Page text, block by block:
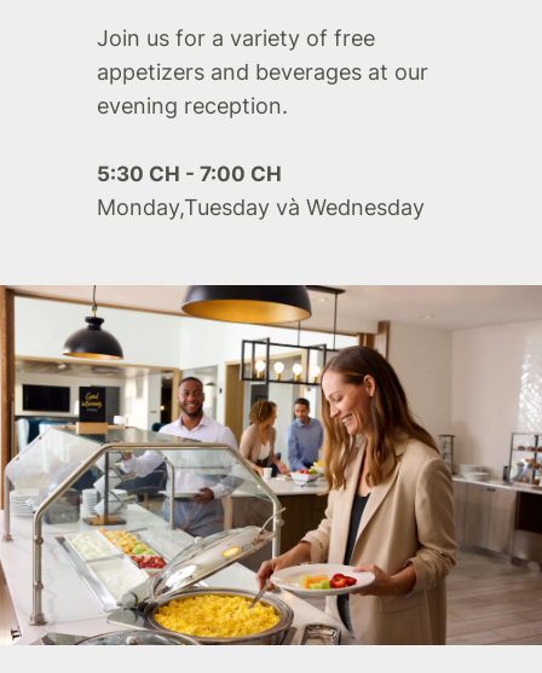
Join us for a variety of free
appetizers and beverages at our
evening reception.
5:30 CH - 7:00 CH
Monday,Tuesday và Wednesday